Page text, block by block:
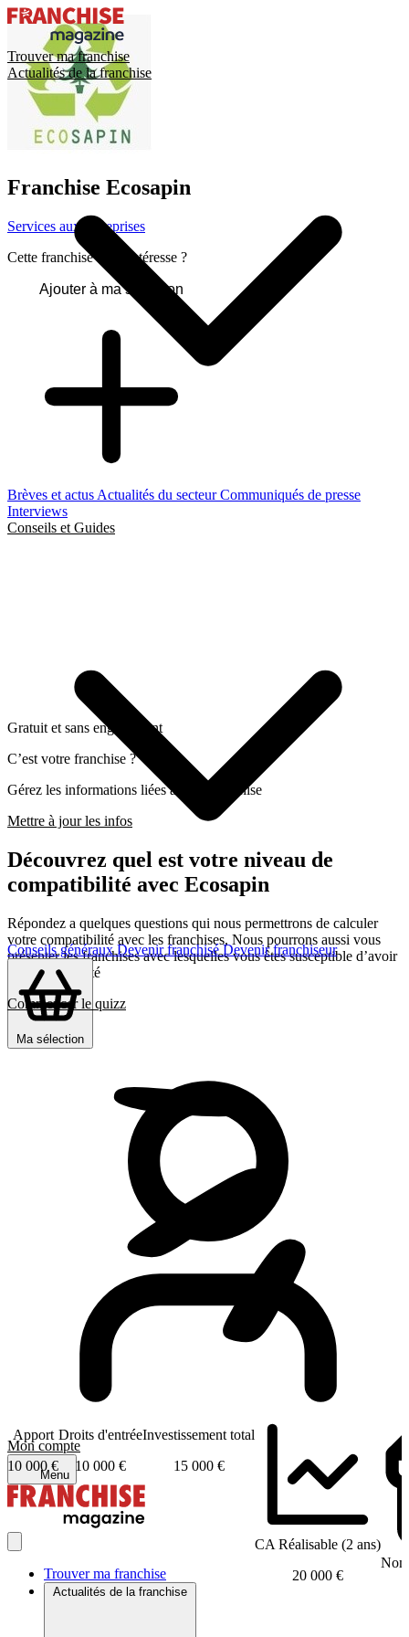
Trouver ma franchise
Actualités de la franchise
Brèves et actus Actualités du secteurCommuniqués de presse
Interviews
Conseils et Guides
Conseils générauxDevenir franchiséDevenir franchiseur
Ma sélection
Mon compte
Menu
Trouver ma franchise
Actualités de la franchise
Franchise Ecosapin
Services aux entreprises
Cette franchise vous intéresse ?
Ajouter à ma sélection
Gratuit et sans engagement
C’est votre franchise ?
Gérez les informations liées a cette franchise
Mettre à jour les infos
Découvrez quel est votre niveau de
compatibilité avec Ecosapin
Répondez a quelques questions qui nous permettrons de calculer
votre compatibilité avec les franchises, Nous pourrons aussi vous
présenter les franchises avec lesquelles vous êtes susceptible d’avoir
le plus d’affinité
Commencer le quizz
Apport
10 000 €
Droits d'entrée
10 000 €
Investissement total
15 000 €
CA Réalisable (2 ans)
20 000 €